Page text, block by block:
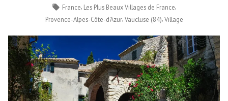
par
dans
Étiquettes :
France Les Plus Beaux Villages de France
Provence-Alpes-Côte-d'Azur, Vaucluse (84) Village